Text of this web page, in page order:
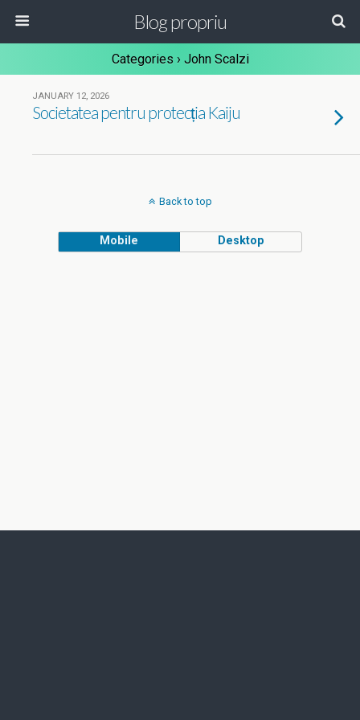
Blog propriu
Categories › John Scalzi
JANUARY 12, 2026
Societatea pentru protecția Kaiju
Back to top
Mobile Desktop